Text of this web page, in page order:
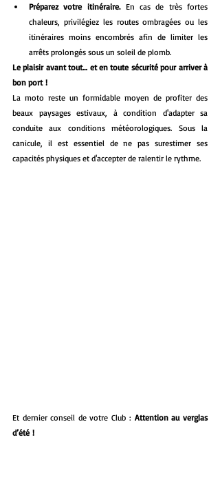
Préparez votre itinéraire. En cas de très fortes
chaleurs, privilégiez les routes ombragées ou les
itinéraires moins encombrés afin de limiter les
arrêts prolongés sous un soleil de plomb.
Le plaisir avant tout… et en toute sécurité pour arriver à
bon port !
La moto reste un formidable moyen de profiter des
beaux paysages estivaux, à condition d'adapter sa
conduite aux conditions météorologiques. Sous la
canicule, il est essentiel de ne pas surestimer ses
capacités physiques et d'accepter de ralentir le rythme.
Et dernier conseil de votre Club : Attention au verglas
d’été !